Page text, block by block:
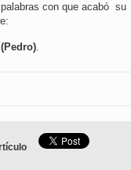
con que acabó su
.